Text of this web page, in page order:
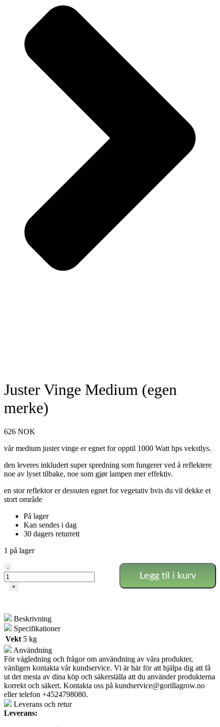
Juster Vinge Medium (egen
merke)
626 NOK
vår medium juster vinge er egnet for opptil 1000 Watt hps vekstlys.
den leveres inkludert super spredning som fungerer ved å reflektere
noe av lyset tilbake, noe som gjør lampen mer effektiv.
en stor reflektor er dessuten egnet for vegetativ hvis du vil dekke et
stort område
På lager
Kan sendes i dag
30 dagers returrett
1 på lager
Juster
Vinge
Medium
-
+
Legg til i kurv
Beskrivning
Specifikationer
Vekt 5 kg
Användning
För vägledning och frågor om användning av våra produkter,
vänligen kontakta vår kundservice. Vi är här för att hjälpa dig att få
ut det mesta av dina köp och säkerställa att du använder produkterna
korrekt och säkert. Kontakta oss på kundservice@gorillagrow.no
eller telefon +4524798080.
Leverans och retur
Leverans: